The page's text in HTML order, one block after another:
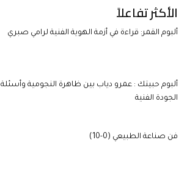
الأكثر تفاعلاً
ألبوم القمر: قراءة في أزمة الهوية الفنية لرامي صبري
ألبوم حبيتك : عمرو دياب بين ظاهرة النجومية وأسئلة
الجودة الفنية
فن صناعة الطبيعي (0-10)